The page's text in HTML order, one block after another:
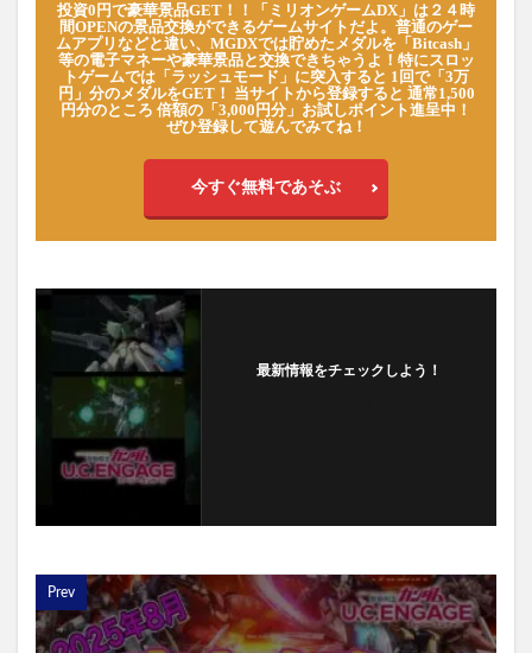
投資0円で豪華景品GET！！「ミリオンゲームDX」は２４時
間OPENの景品交換ができるゲームサイトだよ。普通のゲー
ムアプリなどと違い、MGDXでは貯めたメダルを「Bitcash」
等の電子マネーや豪華景品と交換できちゃうよ！特にスロッ
トゲームでは「ラッシュモード」に突入すると 1回で「3万
円」分のメダルをGET！ 当サイトから登録すると 通常1,500
円分のところ 倍額の「3,000円分」お試しポイント進呈中！
ぜひ登録して遊んでみてね！
今すぐ無料であそぶ
最新情報をチェックしよう！
Prev